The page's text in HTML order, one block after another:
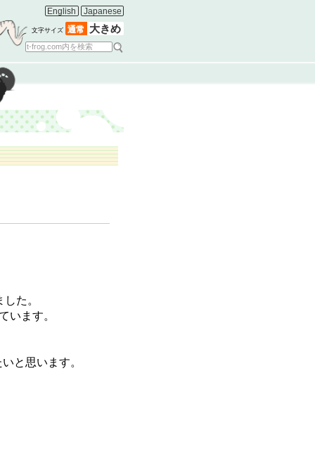
English Japanese
文字サイズ 通常 大きめ
た。
います。
と思います。